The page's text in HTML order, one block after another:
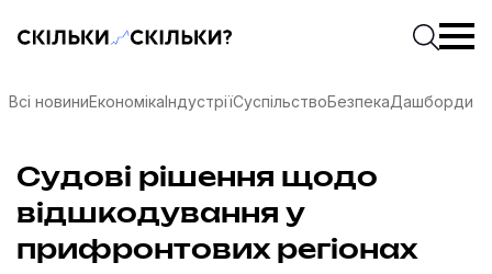
Скільки-скільки? — Медіа про суспільні даніПочати
Всі новиниЕкономіка ІндустріїСуспільствоБезпекаДашборди
Судові рішення щодо
відшкодування у
прифронтових регіонах